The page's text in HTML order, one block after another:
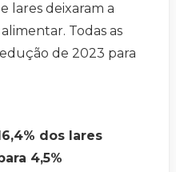
lares deixaram a
Todas as
de 2023 para
dos lares
4,5%